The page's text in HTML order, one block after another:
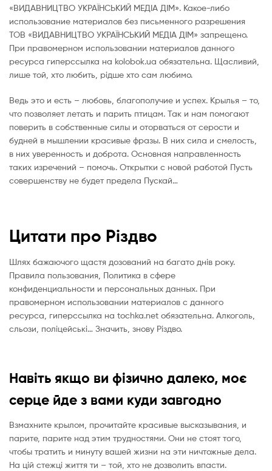
«ВИДАВНИЦТВО УКРАЇНСЬКИЙ МЕДІА ДІМ». Какое-либо
использование материалов без письменного разрешения
ТОВ «ВИДАВНИЦТВО УКРАЇНСЬКИЙ МЕДІА ДІМ» запрещено.
При правомерном использовании материалов данного
ресурса гиперссылка на kolobok.ua обязательна. Щасливий,
лише той, хто любить, рідше хто сам любимо.
Ведь это и есть – любовь, благополучие и успех. Крылья – то,
что позволяет летать и парить птицам. Так и нам помогают
поверить в собственные силы и оторваться от серости и
будней в мышлении красивые фразы. В них сила и смелость,
в них уверенность и доброта. Основная направленность
таких изречений – помочь. Открытки с новой работой Пусть
совершенству не будет предела Пускай…
Цитати про Різдво
Шлях бажаючого щастя дозований на багато днів року.
Правила пользования, Политика в сфере
конфиденциальности и персональных данных. При
правомерном использовании материалов с данного
ресурса, гиперссылка на tochka.net обязательна. Алкоголь,
сльози, поліцейські… Значить, знову Різдво.
Навіть якщо ви фізично далеко, моє
серце йде з вами куди завгодно
Взмахните крылом, прочитайте красивые высказывания, и
парите, парите над этим трудностями. Они не стоят того,
чтобы тратить и минуту вашей жизни на эти ничтожные дела.
На цій стежці життя ти – той, хто не дозволить впасти.